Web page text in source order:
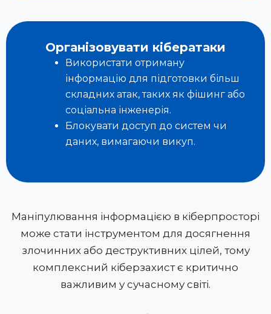
Організовувати кібератаки
Використати отриману
інформацію для підготовки більш
складних атак, таких як фішинг або
соціальна інженерія.
Блокувати доступ до систем чи
даних, вимагаючи викуп.
Маніпулювання інформацією в кіберпросторі
може стати інструментом для досягнення
злочинних або деструктивних цілей, тому
комплексний кіберзахист є критично
важливим у сучасному світі.